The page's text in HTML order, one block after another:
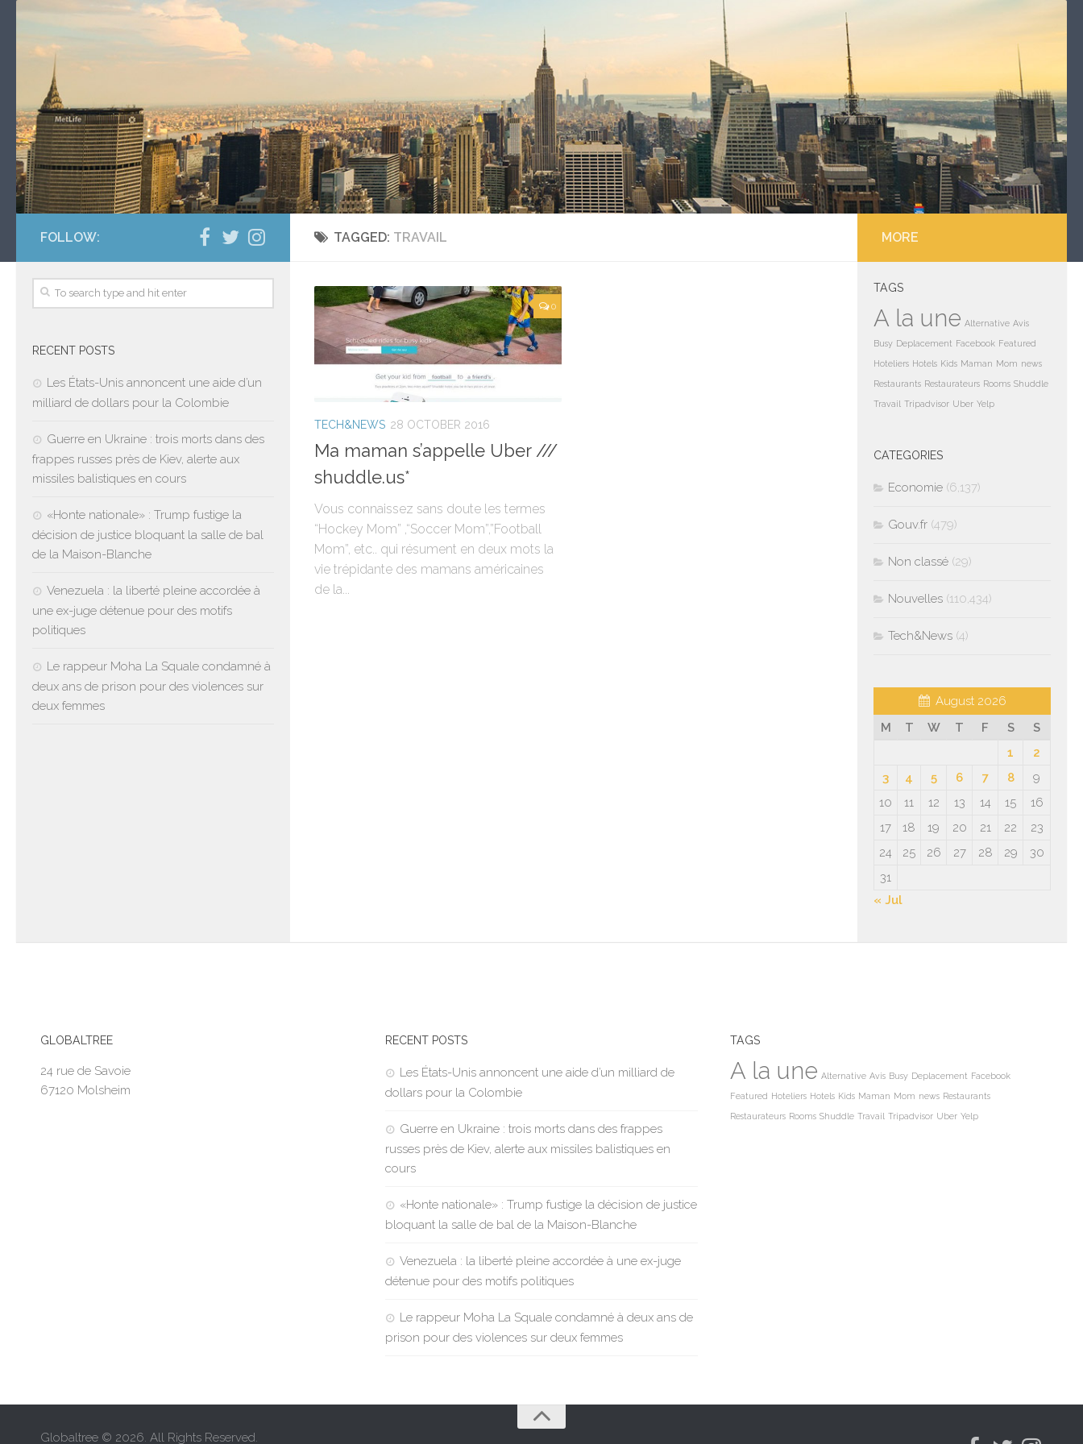
TAGGED: TRAVAIL
0
TECH&NEWS 28 OCTOBER 2016
Ma maman s’appelle Uber ///
shuddle.us*
Vous connaissez sans doute les termes
“Hockey Mom” ,“Soccer Mom”,”Football
Mom”, etc.. qui résument en deux mots la
vie trépidante des mamans américaines
de la...
FOLLOW:
RECENT POSTS
Les États-Unis annoncent une aide d’un
milliard de dollars pour la Colombie
Guerre en Ukraine : trois morts dans des
frappes russes près de Kiev, alerte aux
missiles balistiques en cours
«Honte nationale» : Trump fustige la
décision de justice bloquant la salle de bal
de la Maison-Blanche
Venezuela : la liberté pleine accordée à
une ex-juge détenue pour des motifs
politiques
Le rappeur Moha La Squale condamné à
deux ans de prison pour des violences sur
deux femmes
MORE
TAGS
A la une Alternative Avis
Busy Deplacement Facebook Featured
Hoteliers Hotels Kids Maman Mom news
Restaurants Restaurateurs Rooms Shuddle
Travail Tripadvisor Uber Yelp
CATEGORIES
Economie (6,137)
Gouv.fr (479)
Non classé (29)
Nouvelles (110,434)
Tech&News (4)
August 2026
M
T W T F S
S
1
2
3
4 5 6 7 8
9
10
11 12 13 14 15
16
17
18 19 20 21 22
23
24
25 26 27 28 29
30
31
« Jul
GLOBALTREE
24 rue de Savoie
67120 Molsheim
RECENT POSTS
Les États-Unis annoncent une aide d’un milliard de
dollars pour la Colombie
Guerre en Ukraine : trois morts dans des frappes
russes près de Kiev, alerte aux missiles balistiques en
cours
«Honte nationale» : Trump fustige la décision de justice
bloquant la salle de bal de la Maison-Blanche
Venezuela : la liberté pleine accordée à une ex-juge
détenue pour des motifs politiques
Le rappeur Moha La Squale condamné à deux ans de
prison pour des violences sur deux femmes
TAGS
A la une Alternative Avis Busy Deplacement Facebook
Featured Hoteliers Hotels Kids Maman Mom news Restaurants
Restaurateurs Rooms Shuddle Travail Tripadvisor Uber Yelp
Globaltree © 2026. All Rights Reserved.